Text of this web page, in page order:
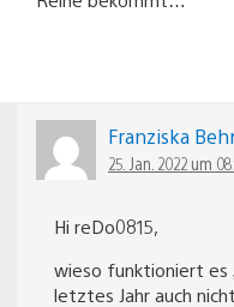
Franziska
25. Jan. 2022 um
Hi reDo0815,
wieso funktioniert es
letztes Jahr auch